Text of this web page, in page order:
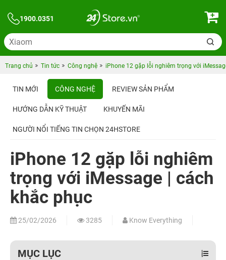
1900.0351
Trang chủ Tin tức Công nghệ iPhone 12 gặp lỗi nghiêm trọng với
TIN MỚI CÔNG NGHỆ REVIEW SẢN PHẨM
HƯỚNG DẪN KỸ THUẬT KHUYẾN MÃI
NGƯỜI NỔI TIẾNG TIN CHỌN 24HSTORE
iPhone 12 gặp lỗi nghiêm
trọng với iMessage | cách
khắc phục
25/02/2026 3285 Know Everything
MỤC LỤC